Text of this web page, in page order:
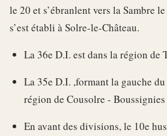
le 20 et s’ébranlent vers la Sambre
s’est établi à Solre-le-Château.
La 36e D.I. est dans la région de
La 35e D.I. ,formant la gauche
région de Cousolre -
En avant des divisions, le 10e